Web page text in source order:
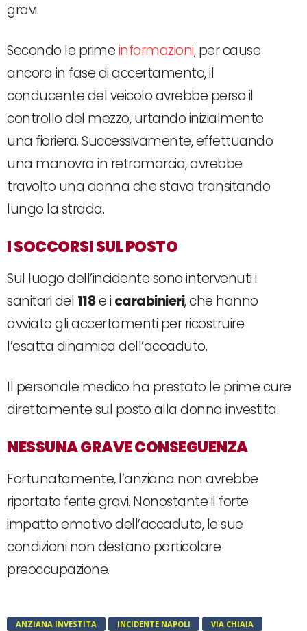
gravi.
Secondo le primeinformazioni, per cause
ancora in fase di accertamento, il
conducente del veicolo avrebbe perso il
controllo del mezzo, urtando inizialmente
una fioriera. Successivamente, effettuando
una manovra in retromarcia, avrebbe
travolto una donna che stava transitando
lungo la strada.
I SOCCORSI SUL POSTO
Sul luogo dell’incidente sono intervenuti i
sanitari del 118e i carabinieri, che hanno
avviato gli accertamenti per ricostruire
l’esatta dinamica dell’accaduto.
Il personale medico ha prestato le prime cure
direttamente sul posto alla donna investita.
NESSUNA GRAVE CONSEGUENZA
Fortunatamente, l’anziana non avrebbe
riportato ferite gravi. Nonostante il forte
impatto emotivo dell’accaduto, le sue
condizioni non destano particolare
preoccupazione.
ANZIANA INVESTITA INCIDENTE NAPOLI VIA CHIAIA